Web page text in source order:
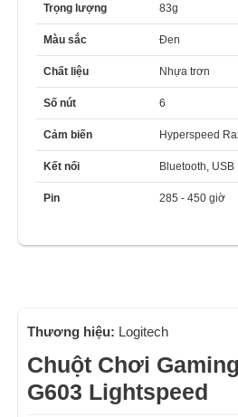
Trọng lượng 83g
Màu sắc Đen
Chất liệu Nhựa trơn
Số nút 6
Cảm biến Hyperspeed
Kết nối Bluetooth, USB
Pin 285 - 450 giờ
Thương hiệu: Logitech
Chuột Chơi
G603 Lightspeed